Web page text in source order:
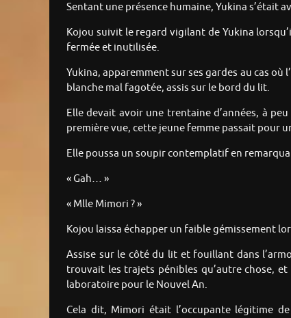
Sentant une présence humaine, Yukina s’était
Kojou suivit le regard vigilant de Yukina
fermée et inutilisée.
Yukina, apparemment sur ses gardes au cas
blanche mal fagotée, assis sur le bord du lit.
Elle devait avoir une trentaine d’années, à
première vue, cette jeune femme passait pour
Elle poussa un soupir contemplatif en
« Gah… »
« Mlle Mimori ? »
Kojou laissa échapper un faible gémissement
Assise sur le côté du lit et fouillant dans
trouvait les trajets pénibles qu’autre chose,
laboratoire pour le Nouvel An.
Cela dit, Mimori était l’occupante légitime